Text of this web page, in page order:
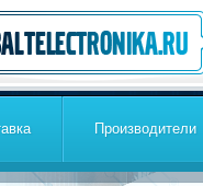
Производители